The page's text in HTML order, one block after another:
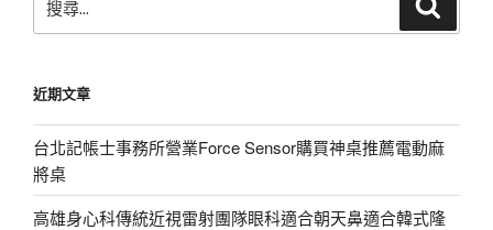
尋
字:
近期文章
台北記帳士事務所營業Force Sensor購買神桌推薦電動麻
將桌
高雄身心科傳統近視雷射團隊眼科適合朝天鼻適合韓式隆